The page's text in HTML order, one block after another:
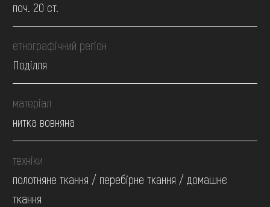
поч. 20 ст.
етнографічний регіон
Поділля
матеріал
нитка вовняна
техніки
полотняне ткання / перебірне ткання / домашнє
ткання